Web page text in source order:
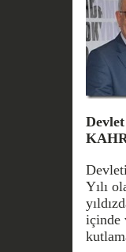
Yılı
içinde